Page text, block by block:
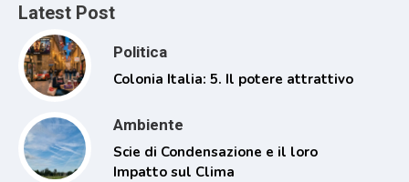
Latest Post
Politica
Colonia Italia: 5. Il potere attrattivo
Ambiente
Scie di Condensazione e il loro
Impatto sul Clima